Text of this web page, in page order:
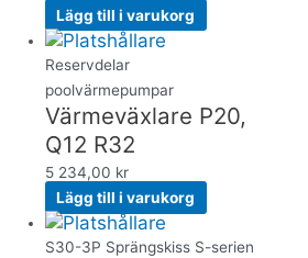
Lägg till i varukorg
Reservdelar
poolvärmepumpar
Värmeväxlare P20,
Q12 R32
5 234,00 kr
Lägg till i varukorg
S30-3P Sprängskiss S-serien